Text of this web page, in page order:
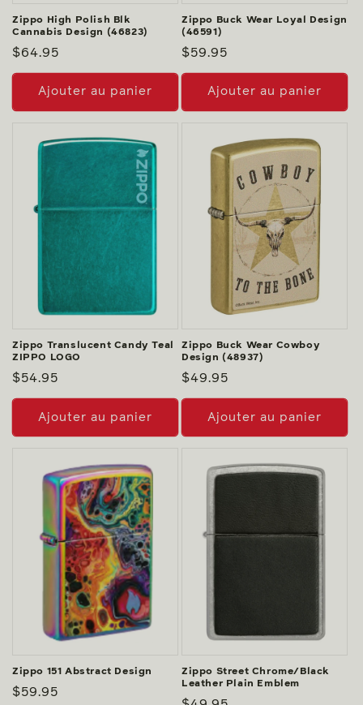
Zippo High Polish Blk
Cannabis Design (46823)
Prix
habituel
$64.95
Ajouter au panier
Zippo Buck Wear Loyal Design
(46591)
Prix
habituel
$59.95
Ajouter au panier
Zippo Translucent Candy Teal
ZIPPO LOGO
Prix
habituel
$54.95
Ajouter au panier
Zippo Buck Wear Cowboy
Design (48937)
Prix
habituel
$49.95
Ajouter au panier
Zippo 151 Abstract Design
Prix
$59.95
Zippo Street Chrome/Black
Leather Plain Emblem